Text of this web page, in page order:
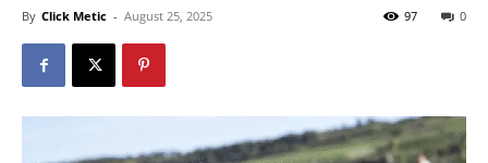
By Click Metic - August 25, 2025 0
97